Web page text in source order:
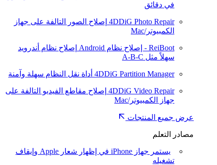
في دقائق
4DDiG Photo Repair إصلاح الصور التالفة على جهاز
الكمبيوتر/Mac
ReiBoot - إصلاح نظام Android
إصلاح نظام أندرويد
سهلاً مثل A-B-C
4DDiG Partition Manager أداة نقل النظام سهلة وآمنة
4DDiG Video Repair إصلاح مقاطع الفيديو التالفة على
جهاز الكمبيوتر/Mac
عرض جميع المنتجات
مصادر التعلم
يستمر جهاز iPhone في إظهار شعار Apple وإيقاف
تشغيله